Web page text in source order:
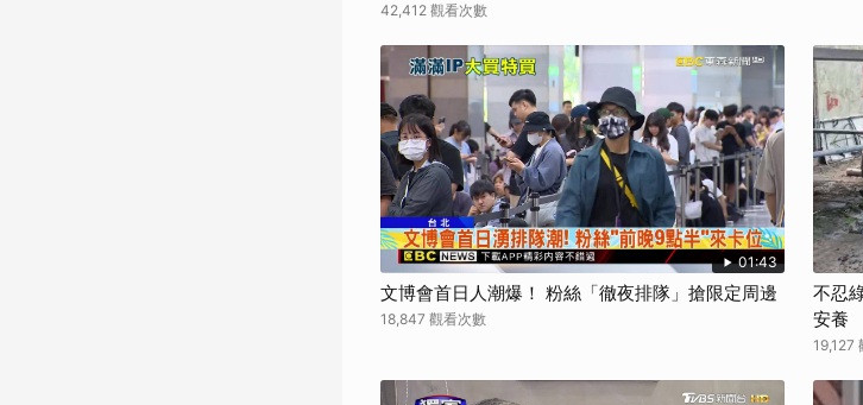
42,412 觀看次數
01:43
文博會首日人潮爆！ 粉絲「徹夜排隊」搶限定周邊
18,847 觀看次數
不忍
安養
19,127